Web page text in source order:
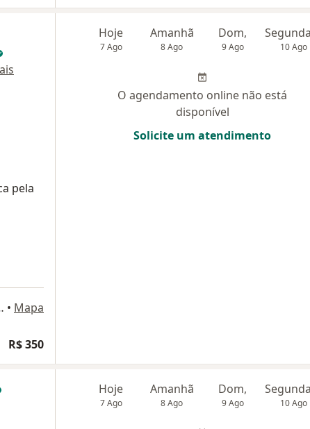
pela
dos Campos • Mapa
R$ 350
Hoje
7 Ago
Amanhã
8 Ago
Dom,
9 Ago 10 Ago
O agendamento online não está
disponível
Solicite um atendimento
Hoje
7 Ago
Amanhã
8 Ago
Dom,
9 Ago 10 Ago